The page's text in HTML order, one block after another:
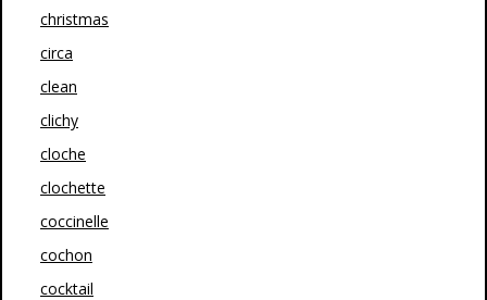
christmas
circa
clean
clichy
cloche
clochette
coccinelle
cochon
cocktail